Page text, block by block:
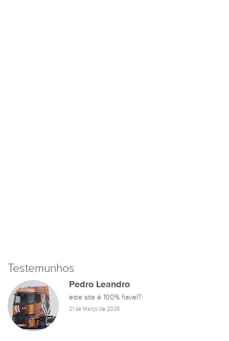
Testemunhos
Pedro Leandro
este site é 100% fiavel?
21 de Março de 2026